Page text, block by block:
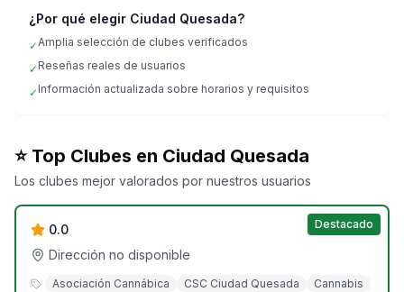
¿Por qué elegir Ciudad Quesada?
✓Amplia selección de clubes verificados
✓ Reseñas reales de usuarios
✓ Información actualizada sobre horarios y requisitos
⭐ Top Clubes en Ciudad Quesada
Los clubes mejor valorados por nuestros usuarios
Destacado
Casa Verde Quesada
0.0
Dirección no disponible
Asociación Cannábica CSC Ciudad Quesada
Cannabis